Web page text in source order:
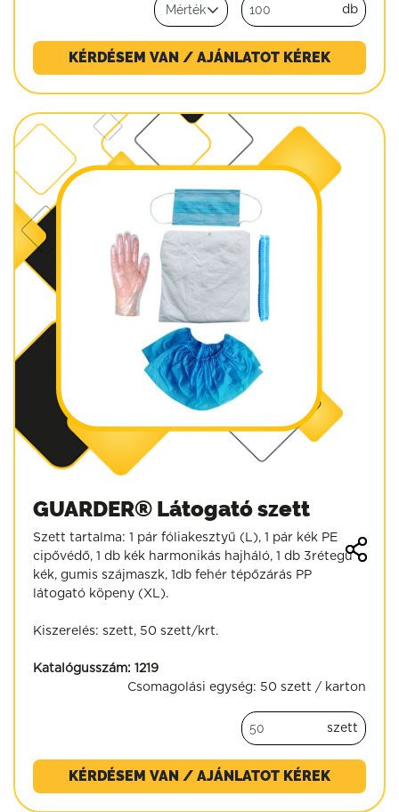
db
KÉRDÉSEM VAN / AJÁNLATOT KÉREK
GUARDER® Látogató szett
Szett tartalma: 1 pár fóliakesztyű (L), 1 pár kék PE
cipővédő, 1 db kék harmonikás hajháló, 1 db 3rétegű
kék, gumis szájmaszk, 1db fehér tépőzárás PP
látogató köpeny (XL).
Kiszerelés: szett, 50 szett/krt.
Katalógusszám: 1219
Csomagolási egység: 50 szett / karton
szett
KÉRDÉSEM VAN / AJÁNLATOT KÉREK